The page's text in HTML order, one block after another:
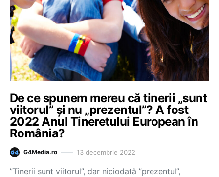
De ce spunem mereu că tinerii „sunt
viitorul” și nu „prezentul”? A fost
2022 Anul Tineretului European în
România?
G4Media.ro 13 decembrie 2022
”Tinerii sunt viitorul”, dar niciodată ”prezentul”,